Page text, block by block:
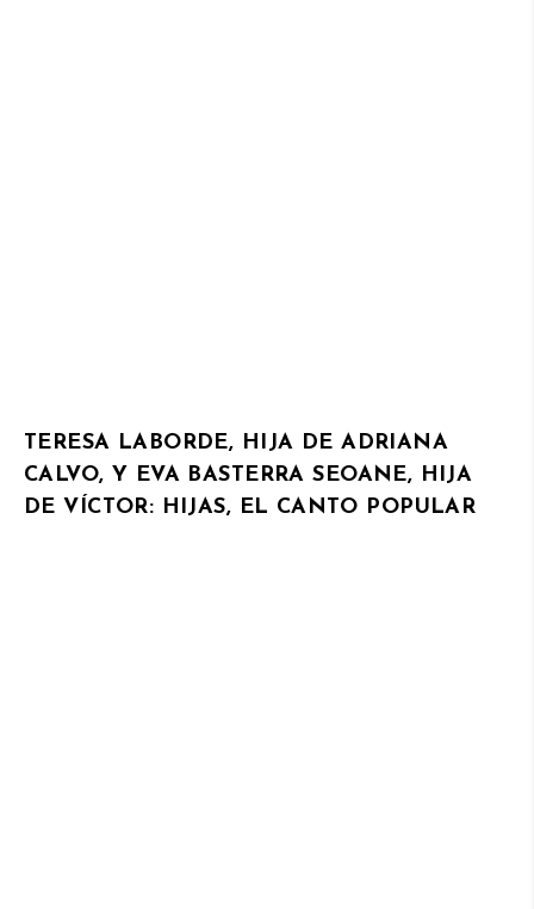
TERESA LABORDE, HIJA DE ADRIANA
CALVO, Y EVA BASTERRA SEOANE, HIJA
DE VÍCTOR: HIJAS, EL CANTO POPULAR